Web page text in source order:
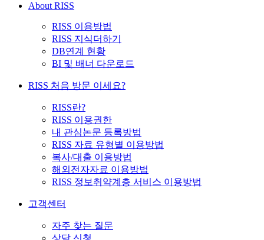
About RISS
RISS 이용방법
RISS 지식더하기
DB연계 현황
BI 및 배너 다운로드
RISS 처음 방문 이세요?
RISS란?
RISS 이용권한
내 관심논문 등록방법
RISS 자료 유형별 이용방법
복사/대출 이용방법
해외전자자료 이용방법
RISS 정보취약계층 서비스 이용방법
고객센터
자주 찾는 질문
상담 신청